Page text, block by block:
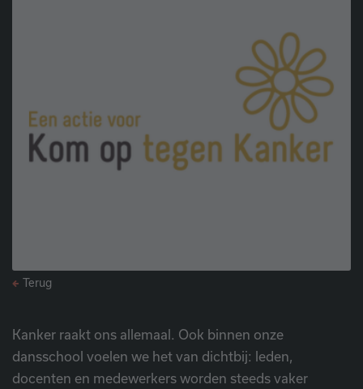
Terug
Kanker raakt ons allemaal. Ook binnen onze
dansschool voelen we het van dichtbij: leden,
docenten en medewerkers worden steeds vaker